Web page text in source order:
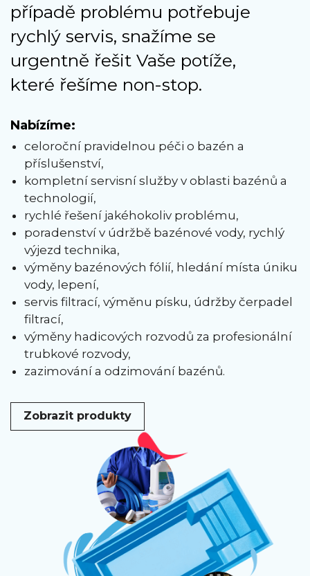
případě problému potřebuje
rychlý servis, snažíme se
urgentně řešit Vaše potíže,
které řešíme non-stop.
Nabízíme:
celoroční pravidelnou péči o bazén a
příslušenství,
kompletní servisní služby v oblasti bazénů a
technologií,
rychlé řešení jakéhokoliv problému,
poradenství v údržbě bazénové vody, rychlý
výjezd technika,
výměny bazénových fólií, hledání místa úniku
vody, lepení,
servis filtrací, výměnu písku, údržby čerpadel
filtrací,
výměny hadicových rozvodů za profesionální
trubkové rozvody,
zazimování a odzimování bazénů.
Zobrazit produkty